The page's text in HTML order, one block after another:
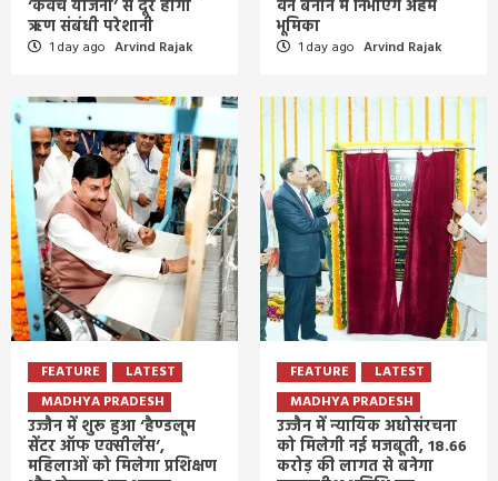
‘कवच योजना’ से दूर होगी
ऋण संबंधी परेशानी
1 day ago Arvind Rajak
वन बनाने में निभाएंगे अहम
भूमिका
1 day ago Arvind Rajak
FEATURE
LATEST
MADHYA PRADESH
उज्जैन में शुरू हुआ ‘हैण्डलूम
सेंटर ऑफ एक्सीलेंस’,
महिलाओं को मिलेगा प्रशिक्षण
FEATURE
LATEST
MADHYA PRADESH
उज्जैन में न्यायिक अधोसंरचना
को मिलेगी नई मजबूती, 18.66
करोड़ की लागत से बनेगा